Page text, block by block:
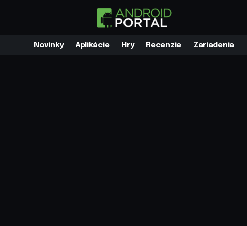
Novinky Aplikácie Hry Recenzie Zariadenia